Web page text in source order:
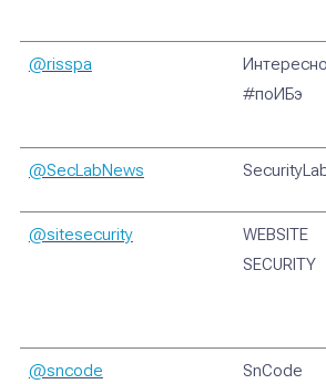
@risspa
Интересно
#поИБэ
@SecLabNews
@sitesecurity
WEBSITE
SECURITY
@sncode SnCode